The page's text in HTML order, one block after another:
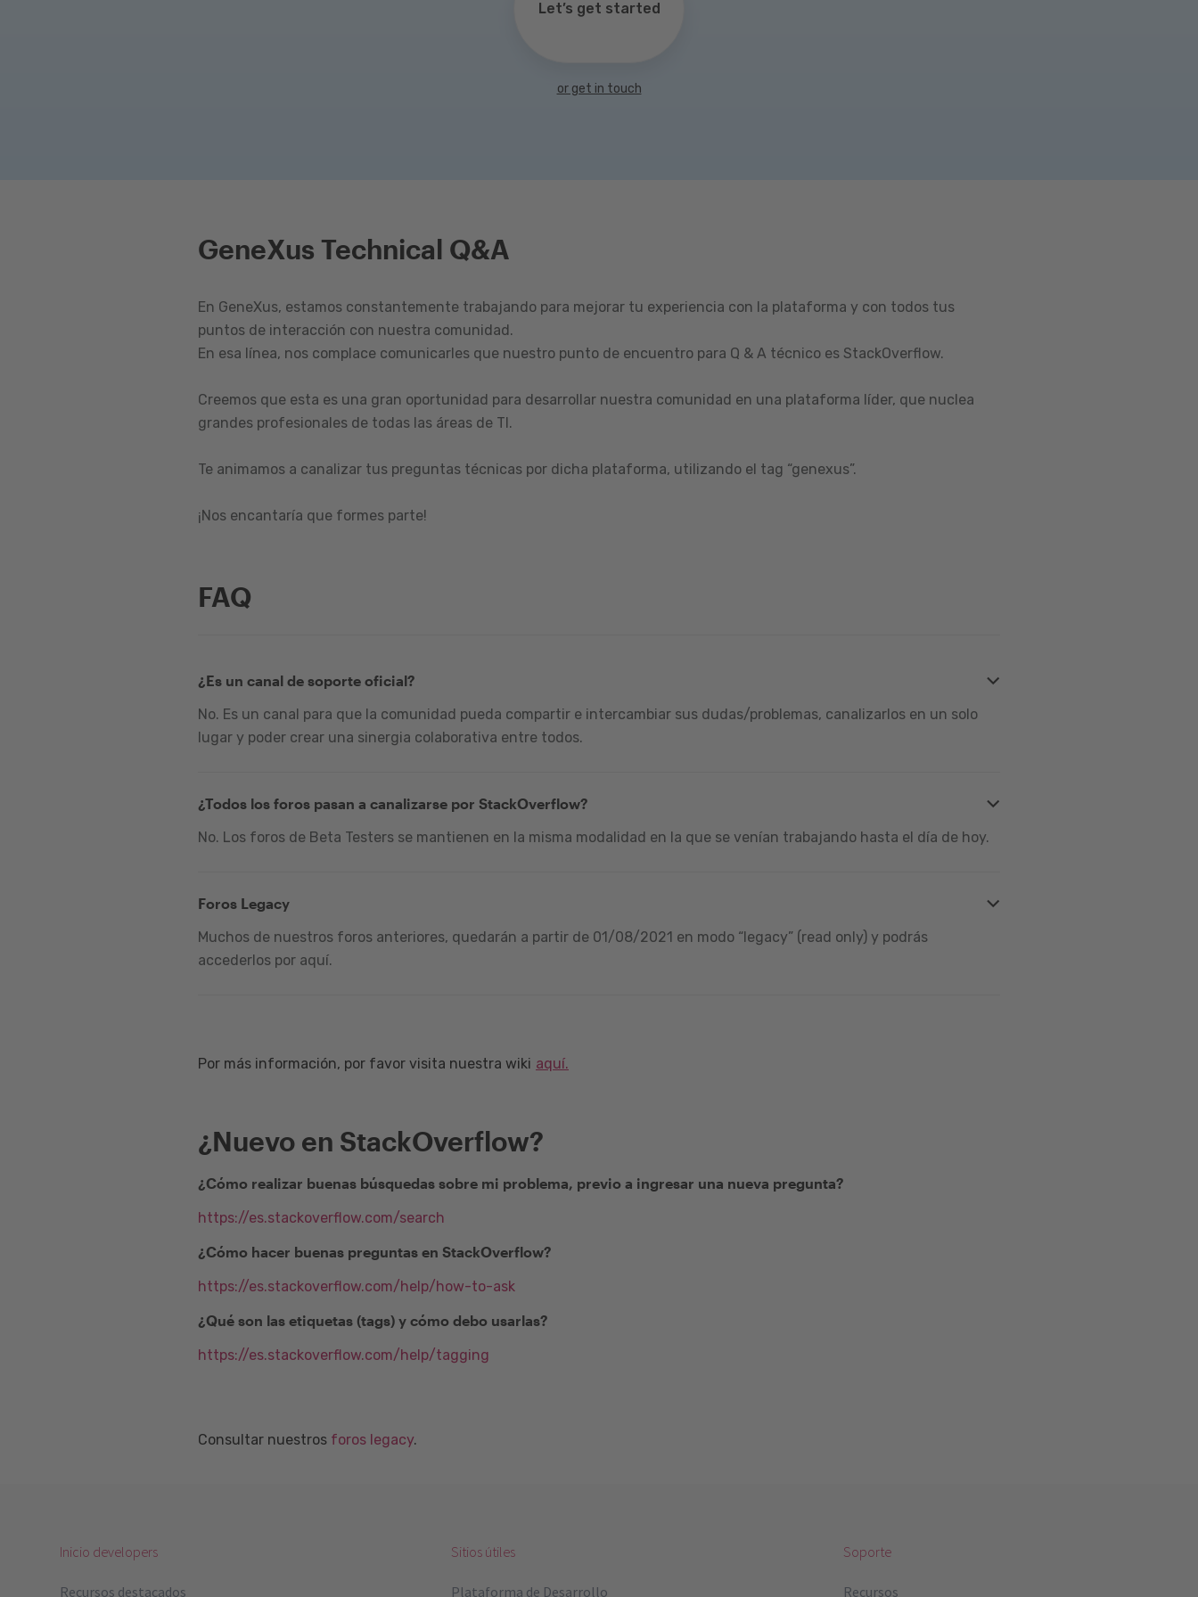
Let’s get started
or get in touch
GeneXus Technical Q&A
En GeneXus, estamos constantemente trabajando para mejorar tu experiencia con la plataforma y con todos tus
puntos de interacción con nuestra comunidad.
En esa línea, nos complace comunicarles que nuestro punto de encuentro para Q & A técnico es StackOverflow.
Creemos que esta es una gran oportunidad para desarrollar nuestra comunidad en una plataforma líder, que nuclea
grandes profesionales de todas las áreas de TI.
Te animamos a canalizar tus preguntas técnicas por dicha plataforma, utilizando el tag “genexus”.
¡Nos encantaría que formes parte!
FAQ
¿Es un canal de soporte oficial?
No. Es un canal para que la comunidad pueda compartir e intercambiar sus dudas/problemas, canalizarlos en un solo
lugar y poder crear una sinergia colaborativa entre todos.
¿Todos los foros pasan a canalizarse por StackOverflow?
No. Los foros de Beta Testers se mantienen en la misma modalidad en la que se venían trabajando hasta el día de hoy.
Foros Legacy
Muchos de nuestros foros anteriores, quedarán a partir de 01/08/2021 en modo “legacy” (read only) y podrás
accederlos por aquí.
Por más información, por favor visita nuestra wiki aquí.
¿Nuevo en StackOverflow?
¿Cómo realizar buenas búsquedas sobre mi problema, previo a ingresar una nueva pregunta?
https://es.stackoverflow.com/search
¿Cómo hacer buenas preguntas en StackOverflow?
https://es.stackoverflow.com/help/how-to-ask
¿Qué son las etiquetas (tags) y cómo debo usarlas?
https://es.stackoverflow.com/help/tagging
Consultar nuestros foros legacy.
Inicio developers
Recursos destacados
Sitios útiles
Plataforma de Desarrollo
Soporte
Recursos